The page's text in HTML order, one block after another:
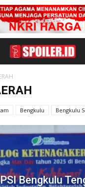
Bengkulu Bengkulu
Bengkulu